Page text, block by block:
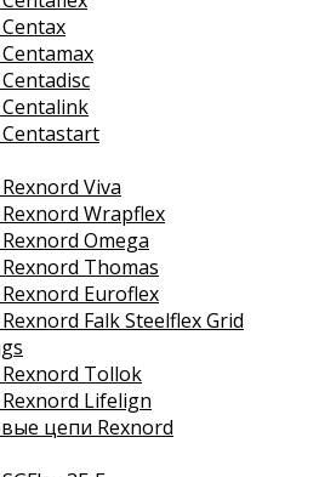
Viva
Wrapflex
Omega
Thomas
Euroflex
Falk Steelflex Grid
Tollok
Lifelign
цепи Rexnord